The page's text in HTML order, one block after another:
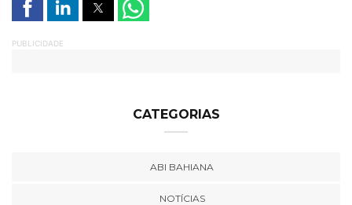
PUBLICIDADE
CATEGORIAS
ABI BAHIANA
NOTÍCIAS